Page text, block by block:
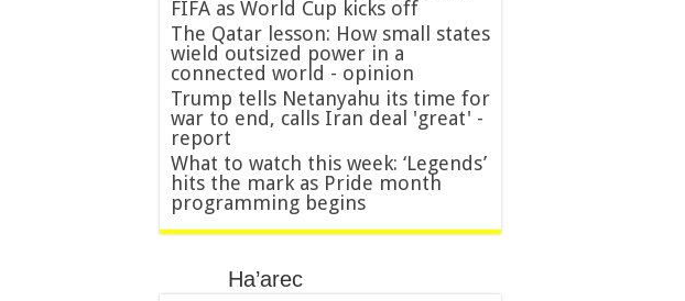
FIFA as World Cup kicks off
The Qatar lesson: How small states
wield outsized power in a
connected world - opinion
Trump tells Netanyahu its time for
war to end, calls Iran deal 'great' -
report
What to watch this week: ‘Legends’
hits the mark as Pride month
programming begins
Ha’arec